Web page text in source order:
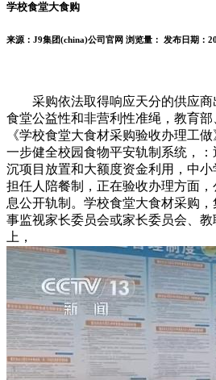
学校食堂大食购
来源：J9集团(china)公司官网 浏览量： 发布日期：
采购依法取得响应天分的供应商
食堂公益性和非营利性准绳，教育
《学校食堂大食材采购验收办理工
一步健全校园食物平安轨制系统，
沉项目放置和大额度资金利用，中
担任人陪餐制，正在验收办理方面
息公开轨制。学校食堂大食材采购
事监视家长委员会或家长委员会、
上，